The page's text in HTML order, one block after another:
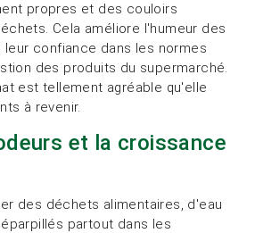
propres et des couloirs
Cela améliore l'humeur des
confiance dans les normes
des produits du supermarché.
est tellement agréable qu'elle
à revenir.
et la croissance
des déchets alimentaires, d'eau
partout dans les